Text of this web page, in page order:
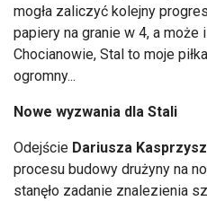
mogła zaliczyć kolejny
papiery na granie w 4, a
Chocianowie, Stal to moje
ogromny...
Nowe wyzwania dla Stali
Odejście Dariusza
procesu budowy drużyny na
stanęło zadanie znalezienia